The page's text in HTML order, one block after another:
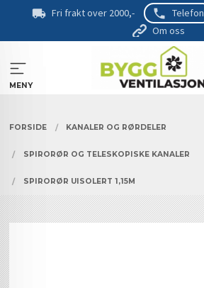
Fri frakt over 2000,- Telefon
Om oss
MENY
FORSIDE KANALER OG RØRDELER
SPIRORØR OG TELESKOPISKE KANALER
SPIRORØR UISOLERT 1,15M